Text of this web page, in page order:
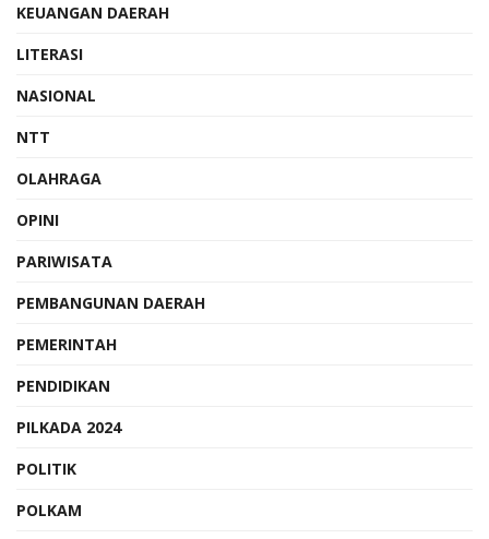
KEUANGAN DAERAH
LITERASI
NASIONAL
NTT
OLAHRAGA
OPINI
PARIWISATA
PEMBANGUNAN DAERAH
PEMERINTAH
PENDIDIKAN
PILKADA 2024
POLITIK
POLKAM